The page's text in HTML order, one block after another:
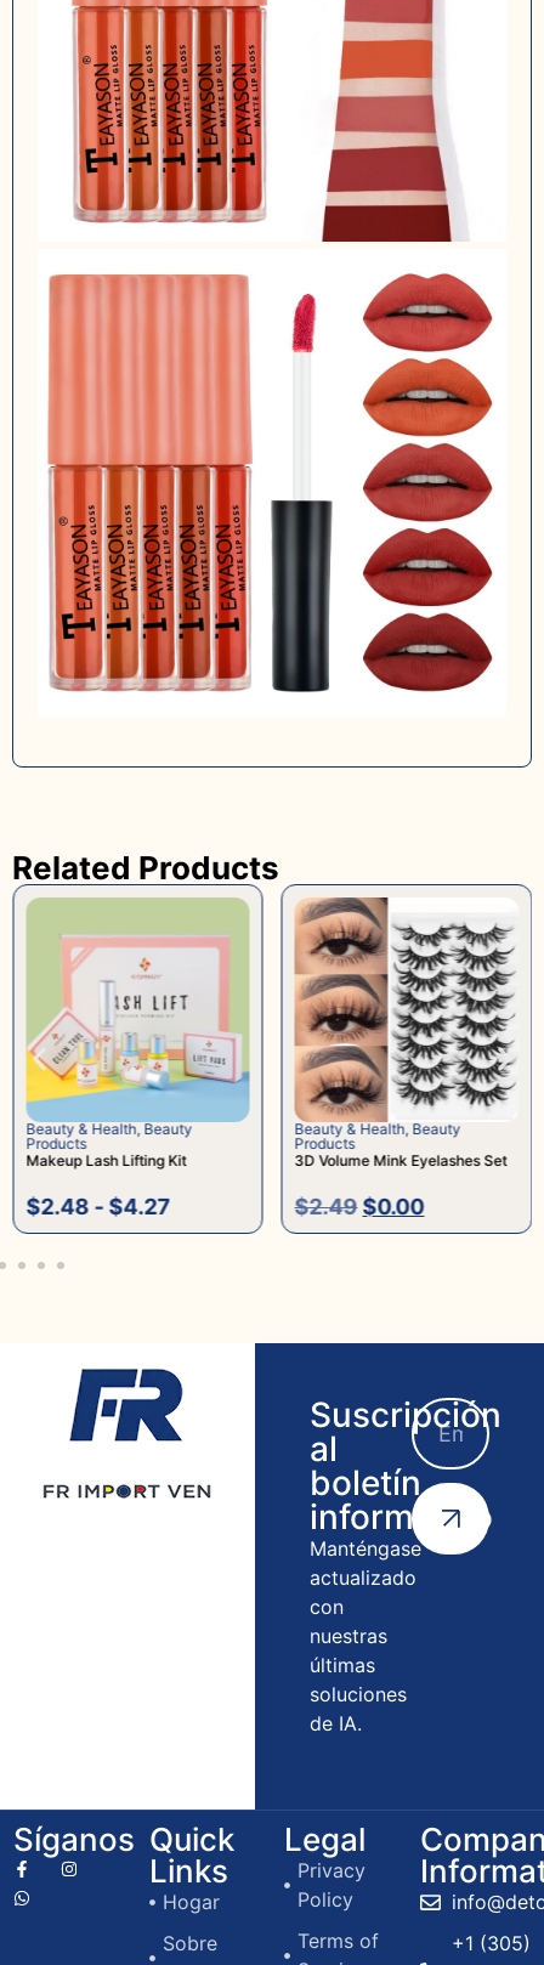
Related Products
Beauty & Health,Beauty
Products
Makeup Lash Lifting Kit
$2.48 - $4.27
Beauty & Health, Beauty
Products
3D Volume Mink Eyelashes Set
$2.49 $0.00
Suscripción
al
boletín
informativo
Manténgase
actualizado
con
nuestras
últimas
soluciones
de IA.
Síganos Quick
Links
Hogar
Sobre
Legal
Privacy
Policy
Terms of
+1 (305)